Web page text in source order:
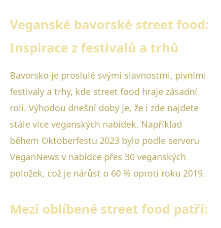
Veganské bavorské street food:
Inspirace z festivalů a trhů
Bavorsko je proslulé svými slavnostmi, pivními
festivaly a trhy, kde street food hraje zásadní
roli. Výhodou dnešní doby je, že i zde najdete
stále více veganských nabídek. Například
během Oktoberfestu 2023 bylo podle serveru
VeganNews v nabídce přes 30 veganských
položek, což je nárůst o 60 % oproti roku 2019.
Mezi oblíbené street food patří: